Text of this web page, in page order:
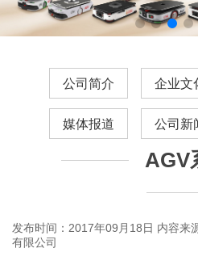
公司简介 企业文
媒体报道 公司新
AGV
发布时间：2017年09月18日 内容来
有限公司